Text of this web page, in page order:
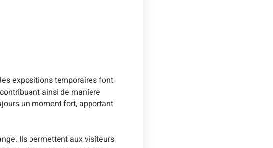
expositions temporaires font
ainsi de manière
un moment fort, apportant
Ils permettent aux visiteurs